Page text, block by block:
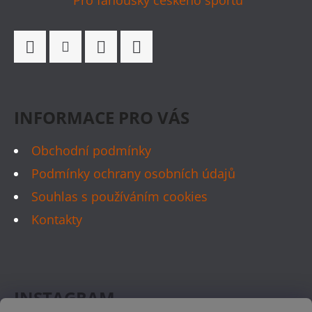
INFORMACE PRO VÁS
Obchodní podmínky
Podmínky ochrany osobních údajů
Souhlas s používáním cookies
Kontakty
INSTAGRAM